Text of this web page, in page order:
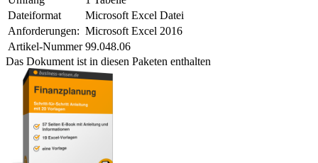
Dateiformat
Microsoft Excel Datei
Anforderungen: Microsoft Excel 2016
Artikel-Nummer 99.048.06
Das Dokument ist in diesen Paketen enthalten